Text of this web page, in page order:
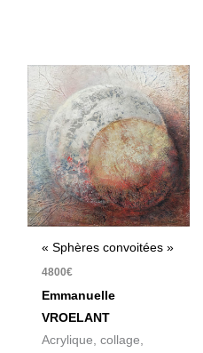
« Sphères convoitées »
4800€
Emmanuelle
VROELANT
Acrylique, collage,